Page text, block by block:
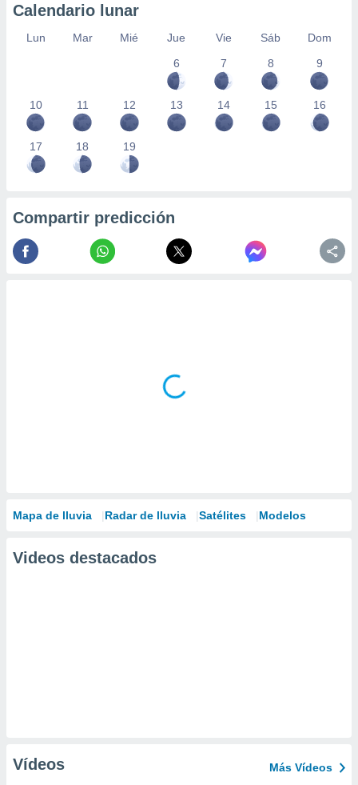
Calendario lunar
Lun Mar Mié Jue Vie Sáb
Dom
6
7 8 9
10 11 12 13 14 15 16
17 18 19
Compartir predicción
Mapa de lluvia Radar de lluvia Satélites Modelos
Videos destacados
Vídeos Más Vídeos